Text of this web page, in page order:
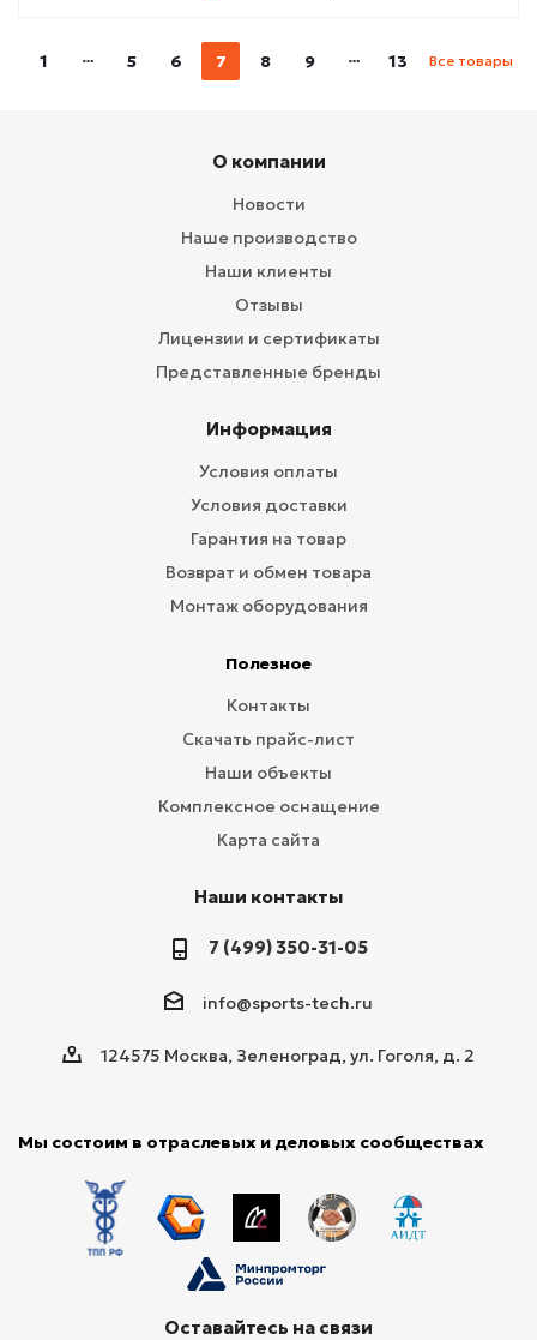
1 5 6 7 8 9 13 Все товары
О компании
Новости
Наше производство
Наши клиенты
Отзывы
Лицензии и сертификаты
Представленные бренды
Информация
Условия оплаты
Условия доставки
Гарантия на товар
Возврат и обмен товара
Монтаж оборудования
Полезное
Контакты
Скачать прайс-лист
Наши объекты
Комплексное оснащение
Карта сайта
Наши контакты
7 (499) 350-31-05
info@sports-tech.ru
124575 Москва, Зеленоград, ул. Гоголя, д. 2
Мы состоим в отраслевых и деловых сообществах
Оставайтесь на связи